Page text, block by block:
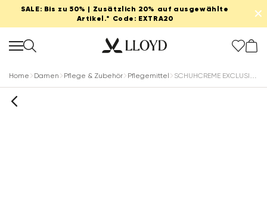
SALE: Bis zu 50% | Zusätzlich 20% auf ausgewählte
Artikel.* Code: EXTRA20
✕
Home Damen Pflege & Zubehör Pflegemittel SCHUHCREME EXCLUSIVE DUNKELBRAUN